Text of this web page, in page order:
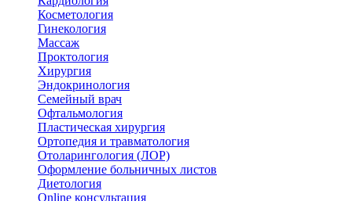
Косметология
Гинекология
Массаж
Проктология
Хирургия
Эндокринология
Семейный врач
Офтальмология
Пластическая хирургия
Ортопедия и травматология
Отоларингология (ЛОР)
Оформление больничных листов
Диетология
Online консультация